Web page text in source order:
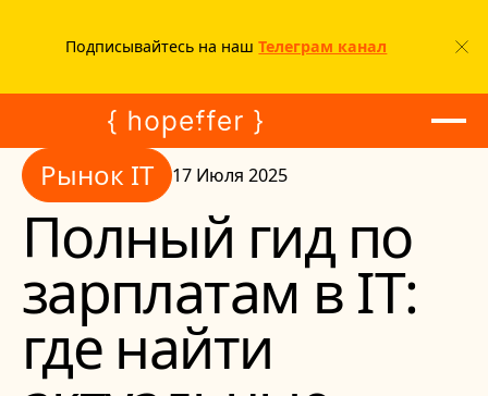
Подписывайтесь на нашТелеграм канал
Рынок IT
Рынок IT 17 Июля 2025
Полный гид по
зарплатам в IT:
где найти